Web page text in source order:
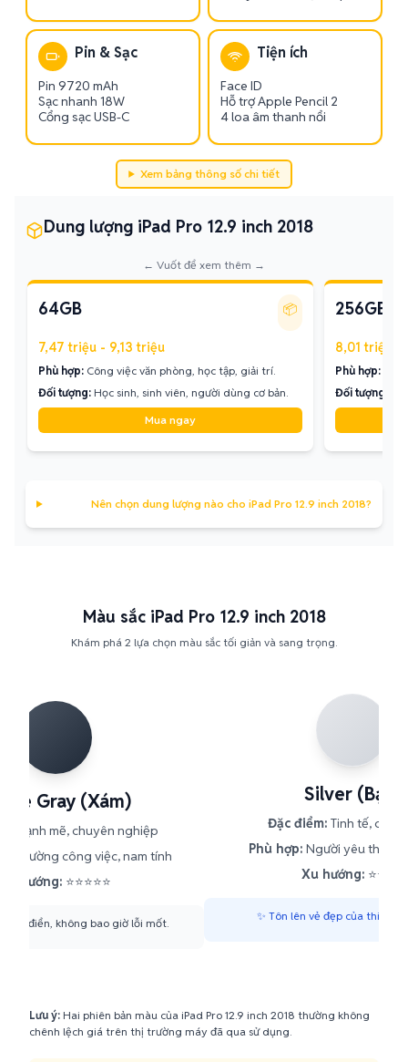
Pin & Sạc
Pin 9720 mAh
Sạc nhanh 18W
Cổng sạc USB-C
Tiện ích
Face ID
Hỗ trợ Apple Pencil 2
4 loa âm thanh nổi
Xem bảng thông số chi tiết
Dung lượng iPad Pro 12.9 inch 2018
← Vuốt để xem thêm →
64GB 📦
7,47 triệu - 9,13 triệu
Phù hợp: Công việc văn phòng, học tập, giải trí.
Đối tượng: Học sinh, sinh viên, người dùng cơ bản.
Mua ngay
256GB
8,01 triệu -
Phù hợp:
Đối tượng:
Nên chọn dung lượng nào cho iPad Pro 12.9 inch 2018?
Màu sắc iPad Pro 12.9 inch 2018
Khám phá 2 lựa chọn màu sắc tối giản và sang trọng.
Gray (Xám)
Mạnh mẽ, chuyên nghiệp
trường công việc, nam tính
Xu hướng: ⭐⭐⭐⭐⭐
kinh điển, không bao giờ lỗi mốt.
Silver (Bạc)
Đặc điểm: Tinh tế,
Phù hợp: Người yêu thích
Xu hướng: ⭐⭐⭐⭐
✨ Tôn lên vẻ đẹp của thiết kế
Lưu ý: Hai phiên bản màu của iPad Pro 12.9 inch 2018 thường không
chênh lệch giá trên thị trường máy đã qua sử dụng.